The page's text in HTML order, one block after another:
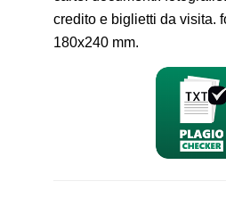
credito e biglietti da visita.
180x240 mm.